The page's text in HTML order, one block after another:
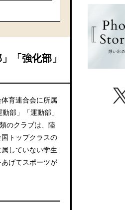
「強化部」
育連合会に所属
部」「運動部」
のクラブは、陸
トップクラスの
していない学生
げてスポーツが